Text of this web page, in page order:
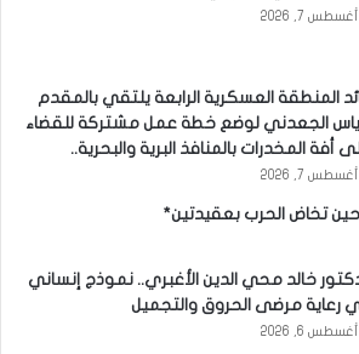
أغسطس 7, 2026
المنطقة العسكرية الرابعة يلتقي بالمقدم
الجعدني لوضع خطة عمل مشتركة للقضاء
أفة المخدرات بالمنافذ البرية والبحرية..
أغسطس 7, 2026
حين تخاض الحرب بعقيدتين*
خالد محي الدين الأغبري.. نموذج إنساني
رعاية مرضى الحروق والتجميل
أغسطس 6, 2026